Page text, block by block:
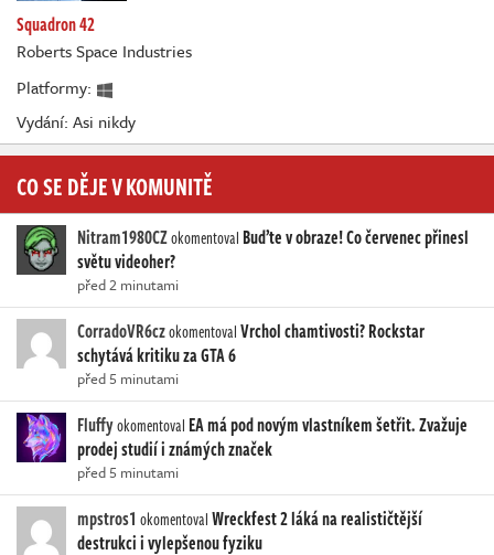
Squadron 42
Roberts Space Industries
Platformy:
Vydání: Asi nikdy
CO SE DĚJE V KOMUNITĚ
Nitram1980CZokomentoval Buďte v obraze! Co červenec přinesl
světu videoher?
před 2 minutami
CorradoVR6czokomentovalVrchol chamtivosti? Rockstar
schytává kritiku za GTA 6
před 5 minutami
Fluffyokomentoval EA má pod novým vlastníkem šetřit. Zvažuje
prodej studií i známých značek
před 5 minutami
mpstros1 okomentovalWreckfest 2 láká na realističtější
destrukci i vylepšenou fyziku